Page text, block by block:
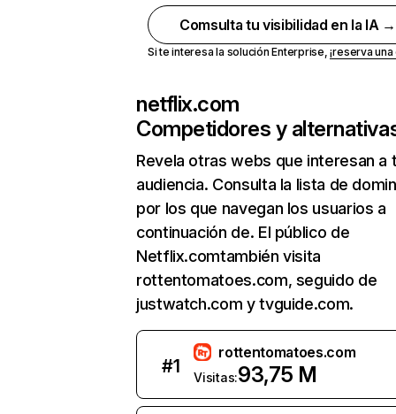
Comsulta tu visibilidad en la IA →
Si te interesa la solución Enterprise,¡reserva
netflix.com
Competidores y
Revela otras webs que interesan a
audiencia. Consulta la lista de
por los que navegan los usuarios a
continuación de. El público de
Netflix.comtambién visita
rottentomatoes.com, seguido de
justwatch.com y tvguide.com.
#1
rottentomatoes.com
Visitas:93,75 M